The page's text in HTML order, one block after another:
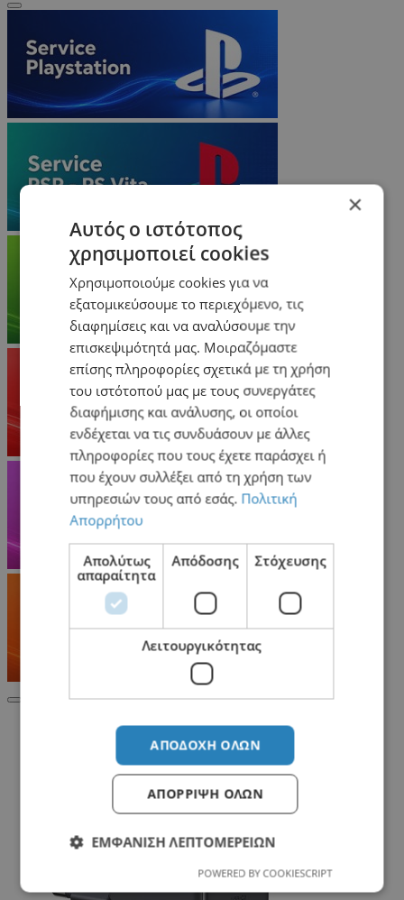
Σχετικά Προϊόντα
×
Αυτός ο ιστότοπος
χρησιμοποιεί cookies
Χρησιμοποιούμε cookies για να
εξατομικεύσουμε το περιεχόμενο, τις
διαφημίσεις και να αναλύσουμε την
επισκεψιμότητά μας. Μοιραζόμαστε
επίσης πληροφορίες σχετικά με τη χρήση
του ιστότοπού μας με τους συνεργάτες
διαφήμισης και ανάλυσης, οι οποίοι
ενδέχεται να τις συνδυάσουν με άλλες
πληροφορίες που τους έχετε παράσχει ή
που έχουν συλλέξει από τη χρήση των
υπηρεσιών τους από εσάς. Πολιτική
Απορρήτου
Απολύτως
απαραίτητα
Απόδοσης Στόχευσης
Λειτουργικότητας
ΑΠΟΔΟΧΉ ΌΛΩΝ
ΑΠΌΡΡΙΨΗ ΌΛΩΝ
ΕΜΦΆΝΙΣΗ ΛΕΠΤΟΜΕΡΕΙΏΝ
POWERED BY COOKIESCRIPT